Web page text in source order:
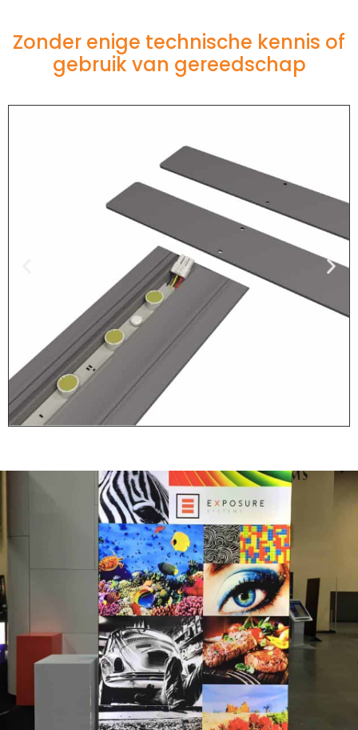
Zonder enige technische kennis of
gebruik van gereedschap
Voeten
Alleen voor de vrijstaande
(dubbelzijdige) frames